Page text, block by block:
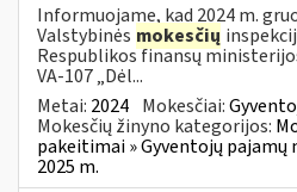
Informuojame, kad 2024 m.
Valstybinės mokesčių
Respublikos finansų
VA-107 „Dėl...
Metai: 2024 Mokesčiai:
Mokesčių žinyno kategorijos:
pakeitimai » Gyventojų
2025 m.